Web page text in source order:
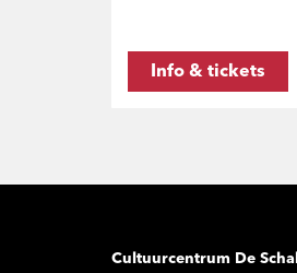
Info & tickets
Cultuurcentrum De